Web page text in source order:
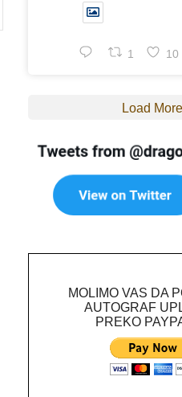
1 10
Load More
MOLIMO VAS DA
AUTOGRAF
PREKO